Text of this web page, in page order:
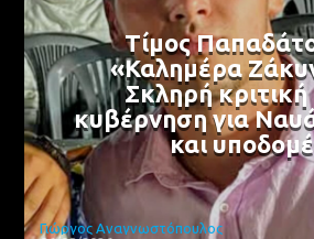
Τίμος
«Καλημέρα
Σκληρή
κυβέρνηση για
και
Γιώργος Αναγνωστόπουλος